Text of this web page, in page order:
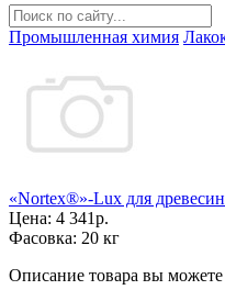
Промышленная химия
«Nortex®»-Lux для
Цена: 4 341р.
Фасовка: 20 кг
Описание товара вы